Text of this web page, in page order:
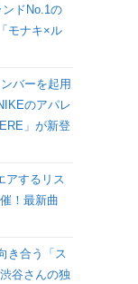
検
を
グ
ル
ドNo.1の
モナキ×ル
バーを起用
のアパレ
」が新登
アするリス
！最新曲
き合う「ス
谷さんの独